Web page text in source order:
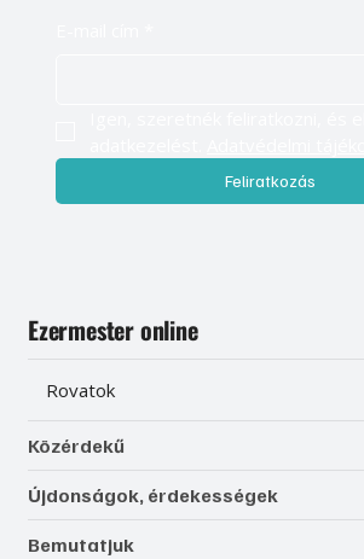
Feliratkozás
Ezermester online
Rovatok
Közérdekű
Újdonságok, érdekességek
Bemutatjuk